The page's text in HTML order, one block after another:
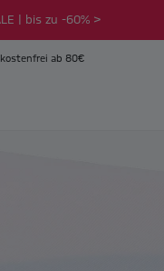
| bis zu -60% >
ab 80€